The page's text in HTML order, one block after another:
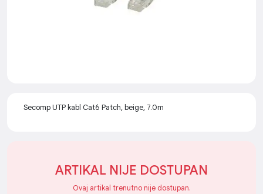
Secomp UTP kabl Cat6 Patch, beige, 7.0m
ARTIKAL NIJE DOSTUPAN
Ovaj artikal trenutno nije dostupan.